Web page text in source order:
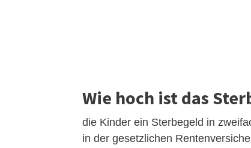
Wie hoch ist das
die Kinder ein Sterbegeld in
in der gesetzlichen